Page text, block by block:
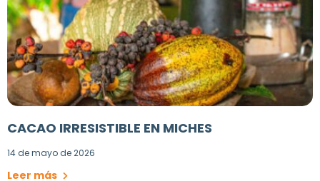
CACAO IRRESISTIBLE EN MICHES
14 de mayo de 2026
Leer más